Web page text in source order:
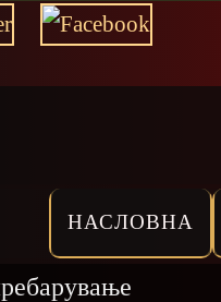
НАСЛОВНА